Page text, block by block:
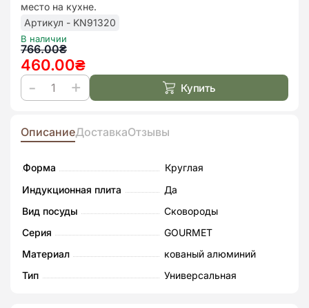
место на кухне.
Артикул - KN91320
В наличии
766.00₴
Первоначальная
цена
составляла
766.00₴.
460.00₴
Текущая
цена:
460.00₴.
Количество
Сковорода
20см
Купить
ОписаниеДоставкаОтзывы
Форма
Круглая
Индукционная плита
Да
Вид посуды
Сковороды
Серия
GOURMET
Материал
кованый алюминий
Тип
Универсальная